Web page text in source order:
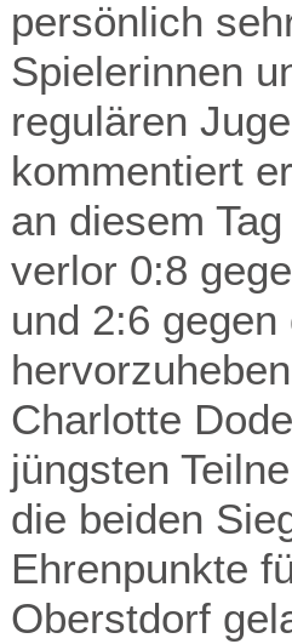
persönlich
Spielerinnen
regulären
kommentiert
an diesem
verlor 0:8
und 2:6
Charlotte
jüngsten
die beiden
Ehrenpunkte
Oberstdorf